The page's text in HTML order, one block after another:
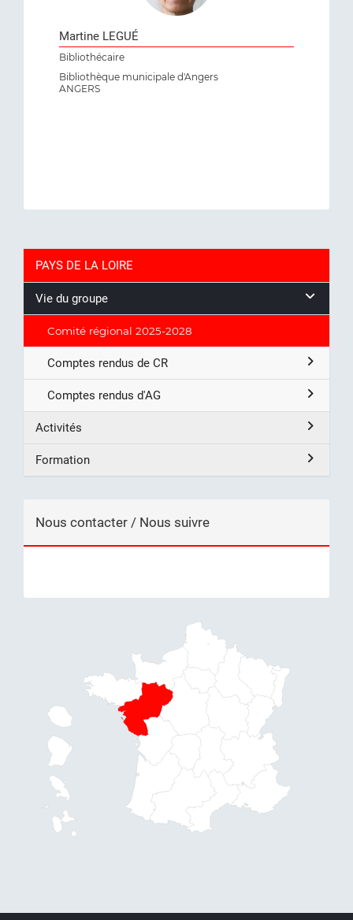
Martine LEGUÉ
Bibliothécaire
Bibliothèque municipale d'Angers
ANGERS
PAYS DE LA LOIRE
Vie du groupe
Comité régional 2025-2028
Comptes rendus de CR
Comptes rendus d'AG
Activités
Formation
Nous contacter / Nous suivre